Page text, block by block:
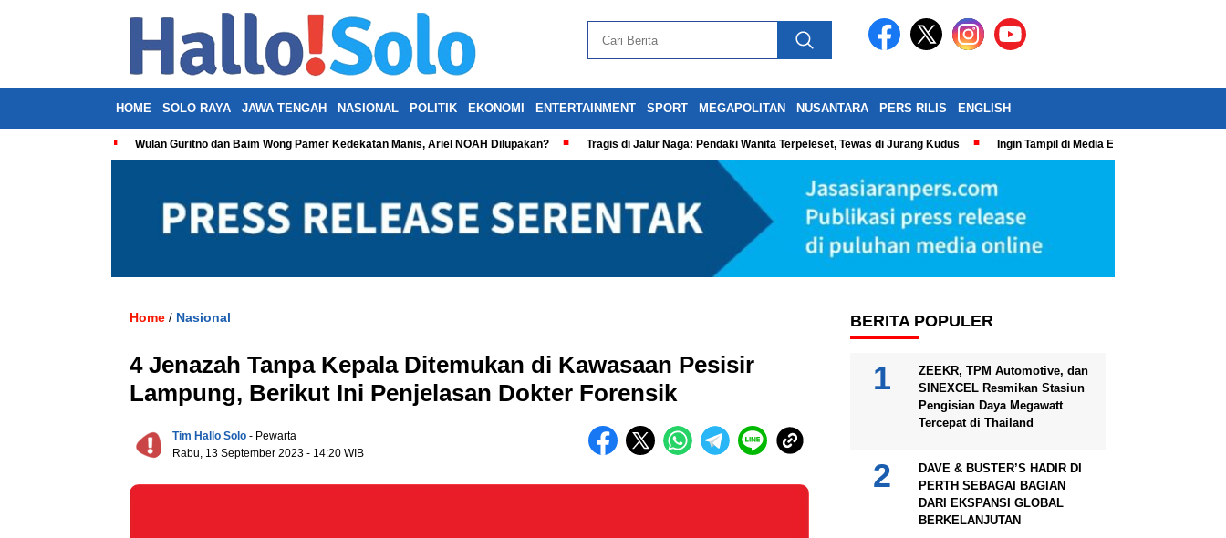
HOME SOLO RAYA JAWA TENGAH NASIONAL POLITIK EKONOMI ENTERTAINMENT SPORT MEGAPOLITAN NUSANTARA PERS RILIS ENGLISH
Wulan Guritno dan Baim Wong Pamer Kedekatan Manis, Ariel NOAH Dilupakan? Tragis di Jalur Naga: Pendaki Wanita Terpeleset, Tewas di Jurang Kudus Ingin Tampil di Media Ekonomi dan Bisnis
Home / Nasional
4 Jenazah Tanpa Kepala Ditemukan di Kawasaan Pesisir
Lampung, Berikut Ini Penjelasan Dokter Forensik
Tim Hallo Solo - Pewarta
Rabu, 13 September 2023 - 14:20 WIB
BERITA POPULER
ZEEKR, TPM Automotive, dan
SINEXCEL Resmikan Stasiun
Pengisian Daya Megawatt
Tercepat di Thailand
DAVE & BUSTER’S HADIR DI
PERTH SEBAGAI BAGIAN
DARI EKSPANSI GLOBAL
BERKELANJUTAN